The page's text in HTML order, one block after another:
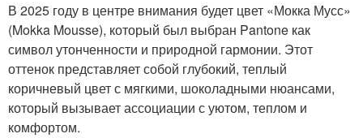
В 2025 году в центре внимания будет цвет «Мокка Мусс»
(Mokka Mousse), который был выбран Pantone как
символ утонченности и природной гармонии. Этот
оттенок представляет собой глубокий, теплый
коричневый цвет с мягкими, шоколадными нюансами,
который вызывает ассоциации с уютом, теплом и
комфортом.